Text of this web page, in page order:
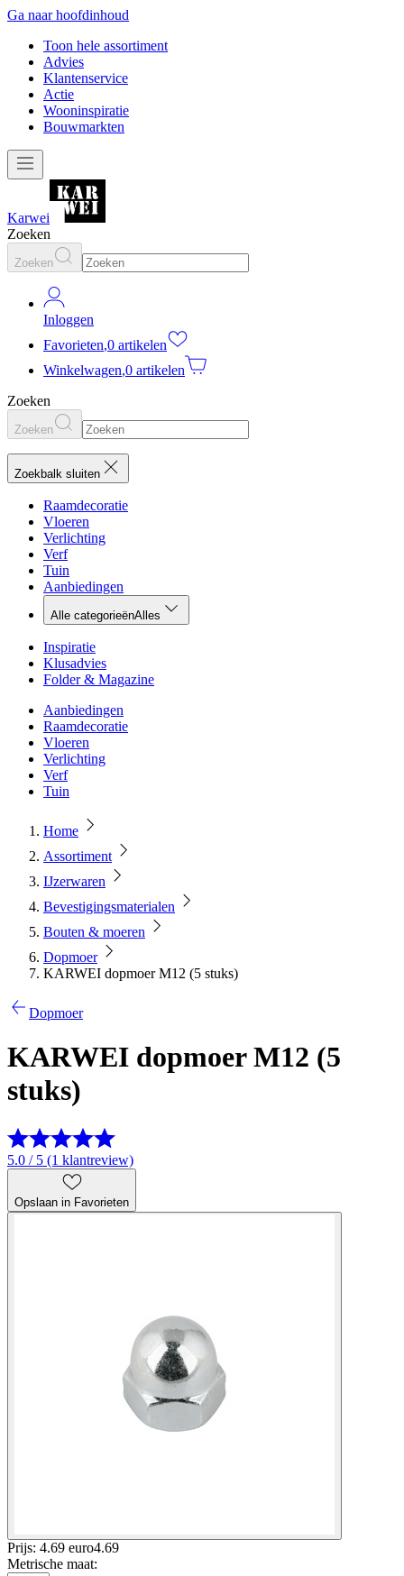
Ga naar hoofdinhoud
Toon hele assortiment
Advies
Klantenservice
Actie
Wooninspiratie
Bouwmarkten
Karwei
Zoeken
Zoeken
Inloggen
Favorieten,0 artikelen
Winkelwagen,0 artikelen
Zoeken
Zoeken
Zoekbalk sluiten
Raamdecoratie
Vloeren
Verlichting
Verf
Tuin
Aanbiedingen
Alle categorieënAlles
Inspiratie
Klusadvies
Folder & Magazine
Aanbiedingen
Raamdecoratie
Vloeren
Verlichting
Verf
Tuin
Home
Assortiment
IJzerwaren
Bevestigingsmaterialen
Bouten & moeren
Dopmoer
KARWEI dopmoer M12 (5 stuks)
Dopmoer
KARWEI dopmoer M12 (5
stuks)
5.0 / 5 (1 klantreview)
Opslaan in Favorieten
Prijs: 4.69 euro4.69
Metrische maat: